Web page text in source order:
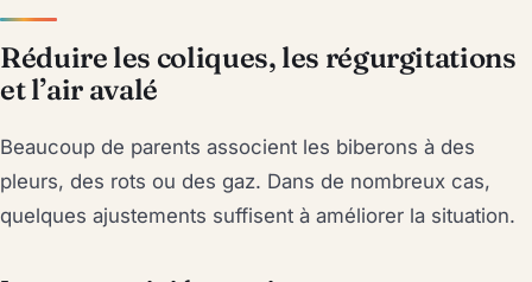
Réduire les coliques, les régurgitations
et l’air avalé
Beaucoup de parents associent les biberons à des
pleurs, des rots ou des gaz. Dans de nombreux cas,
quelques ajustements suffisent à améliorer la situation.